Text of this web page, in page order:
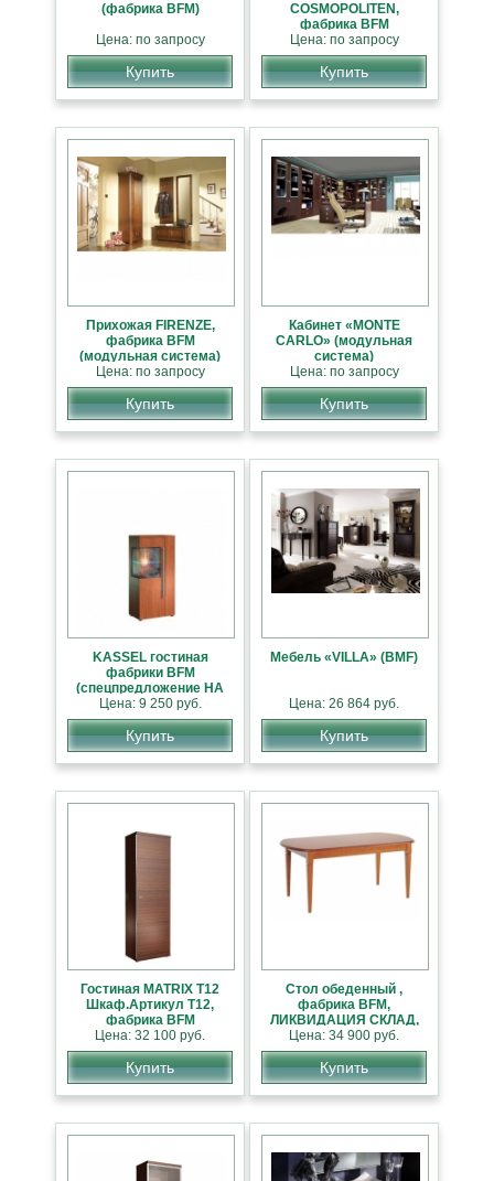
(фабрика BFM)
Цена: по запросу
Купить
COSMOPOLITEN,
фабрика BFM
(спецпредложение НА
СКЛАДЕ)
Цена: по запросу
Купить
Прихожая FIRENZE,
фабрика BFM
(модульная система)
Цена: по запросу
Купить
Кабинет «MONTE
CARLO» (модульная
система)
Цена: по запросу
Купить
KASSEL гостиная
фабрики BFM
(спецпредложение НА
СКЛАДЕ)
Цена: 9 250 руб.
Купить
Мебель «VILLA» (BMF)
Цена: 26 864 руб.
Купить
Гостиная MATRIX T12
Шкаф.Артикул Т12,
фабрика BFM
(модульная система)
Цена: 32 100 руб.
Купить
Стол обеденный ,
фабрика BFM,
ЛИКВИДАЦИЯ СКЛАД,
СКИДКА 27%
Цена: 34 900 руб.
Купить